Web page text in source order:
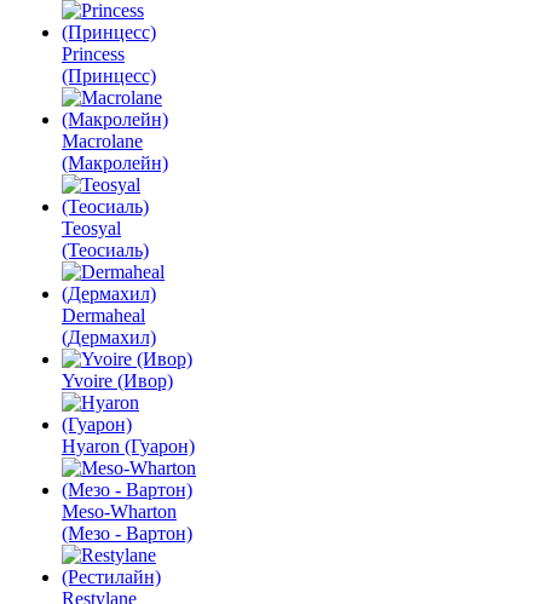
Princess
(Принцесс)
Macrolane
(Макролейн)
Teosyal
(Теосиаль)
Dermaheal
(Дермахил)
Yvoire (Ивор)
Hyaron (Гуарон)
Meso-Wharton
(Мезо - Вартон)
Restylane